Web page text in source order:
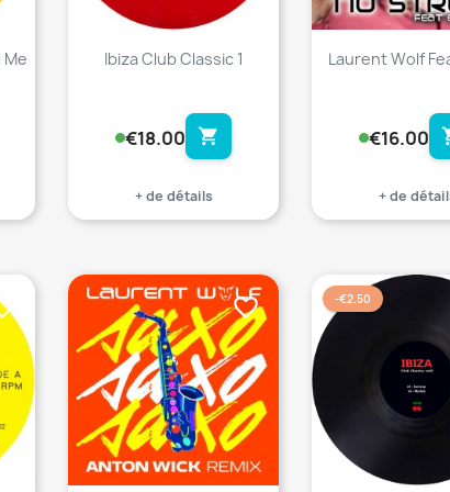
Me
Ibiza Club Classic 1
€18.00 shopping_cart
+ de détails
Laurent Wolf
€16.00
+ de
favorite_border -€2.50